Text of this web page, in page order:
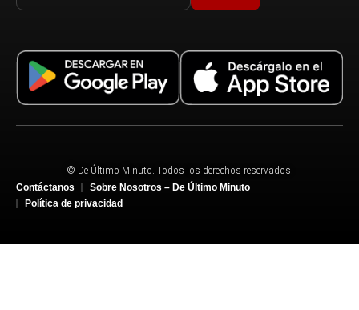
© De Último Minuto. Todos los derechos reservados.
Contáctanos
Sobre Nosotros – De Último Minuto
Política de privacidad